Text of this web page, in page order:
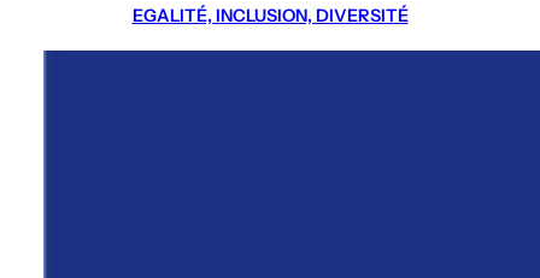
EGALITÉ, INCLUSION, DIVERSITÉ